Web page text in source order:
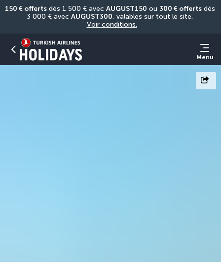
150 € offerts dès 1 500 € avec AUGUST150 ou 300 € offerts dès
3 000 € avec AUGUST300
Voir conditions.
Menu